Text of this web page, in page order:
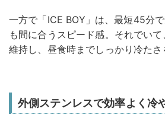
一方で「ICE BOY」は、最短45分
も間に合うスピード感。それでい
維持し、昼食時までしっかり冷たさ
外側ステンレスで効率よく冷